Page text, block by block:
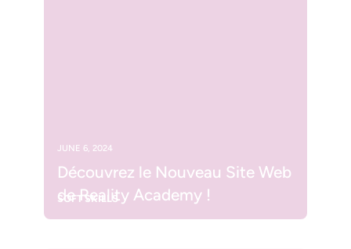
JUNE 6, 2024
Découvrez le Nouveau Site Web
de Reality Academy !
SOFT SKILLS